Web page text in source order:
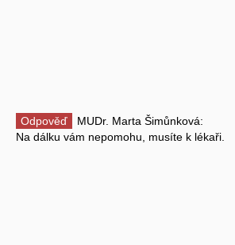
Odpověď
MUDr. Marta Šimůnková:
Na dálku vám nepomohu, musíte k lékaři.